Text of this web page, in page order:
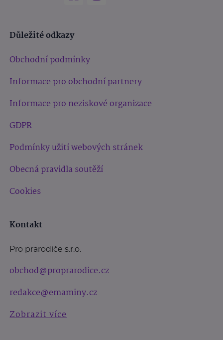
Důležité odkazy
Obchodní podmínky
Informace pro obchodní partnery
Informace pro neziskové organizace
GDPR
Podmínky užití webových stránek
Obecná pravidla soutěží
Cookies
Kontakt
Pro prarodiče s.r.o.
obchod@proprarodice.cz
redakce@emaminy.cz
Zobrazit více